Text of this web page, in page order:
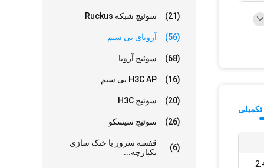
سوئیچ شبکه Ruckus (21)
آروبای بی سیم (56)
سوئیچ آروبا (68)
H3C AP بی سیم (16)
سوئیچ H3C (20)
سوئیچ سیسکو (26)
قفسه سرور با خنک سازی
یکپارچه...
(6)
تکمیلی